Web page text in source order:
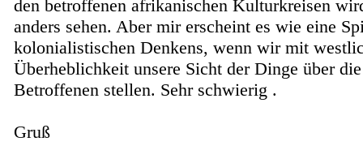
den betroffenen afrikanischen Kulturkreisen
anders sehen. Aber mir erscheint es wie eine
kolonialistischen Denkens, wenn wir mit
Überheblichkeit unsere Sicht der Dinge über
Betroffenen stellen. Sehr schwierig .
Gruß